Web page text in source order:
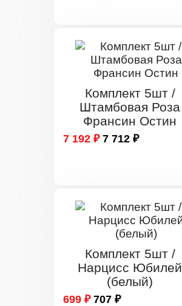
Комплект 5шт /
Штамбовая Роза
Франсин Остин
7 192 ₽ 7 712 ₽
Комплект 5шт /
Нарцисс Юбилей
(белый)
699 ₽ 707 ₽